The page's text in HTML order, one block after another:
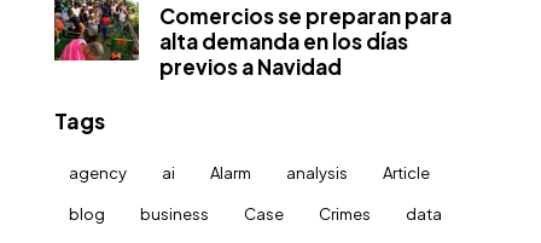
Comercios se preparan para
alta demanda en los días
previos a Navidad
Tags
agency ai Alarm analysis Article
blog business Case Crimes data